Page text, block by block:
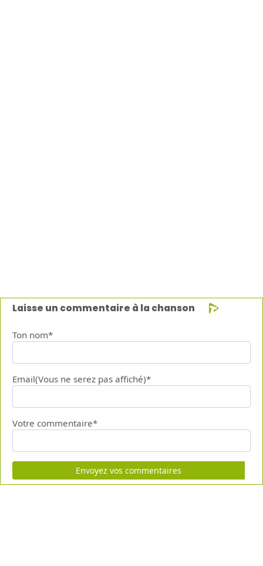
Laisse un commentaire à la chanson
Ton nom*
Email(Vous ne serez pas affiché)*
Votre commentaire*
Envoyez vos commentaires